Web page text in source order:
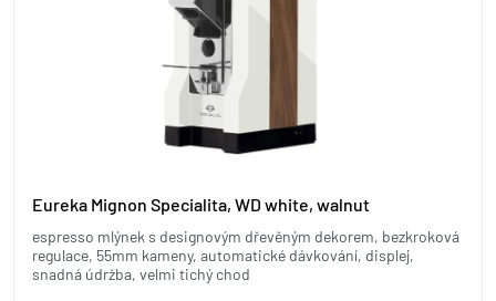
Eureka Mignon Specialita, WD white, walnut
espresso mlýnek s designovým dřevěným dekorem, bezkroková
regulace, 55mm kameny, automatické dávkování, displej,
snadná údržba, velmi tichý chod